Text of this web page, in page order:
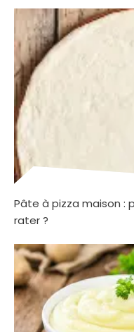
Pâte à pizza maison :
rater ?